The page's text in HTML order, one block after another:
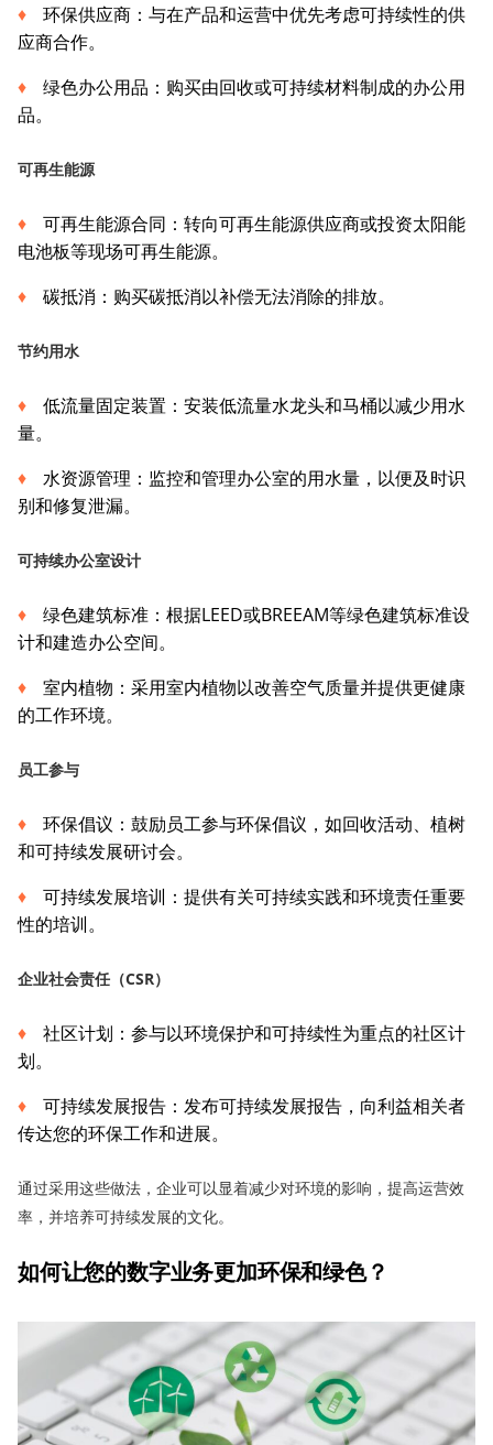
环保供应商：与在产品和运营中优先考虑可持续性的供
应商合作。
绿色办公用品：购买由回收或可持续材料制成的办公用
品。
可再生能源
可再生能源合同：转向可再生能源供应商或投资太阳能
电池板等现场可再生能源。
碳抵消：购买碳抵消以补偿无法消除的排放。
节约用水
低流量固定装置：安装低流量水龙头和马桶以减少用水
量。
水资源管理：监控和管理办公室的用水量，以便及时识
别和修复泄漏。
可持续办公室设计
绿色建筑标准：根据LEED或BREEAM等绿色建筑标准设
计和建造办公空间。
室内植物：采用室内植物以改善空气质量并提供更健康
的工作环境。
员工参与
环保倡议：鼓励员工参与环保倡议，如回收活动、植树
和可持续发展研讨会。
可持续发展培训：提供有关可持续实践和环境责任重要
性的培训。
企业社会责任（CSR）
社区计划：参与以环境保护和可持续性为重点的社区计
划。
可持续发展报告：发布可持续发展报告，向利益相关者
传达您的环保工作和进展。
通过采用这些做法，企业可以显着减少对环境的影响，提高运营效
率，并培养可持续发展的文化。
如何让您的数字业务更加环保和绿色？